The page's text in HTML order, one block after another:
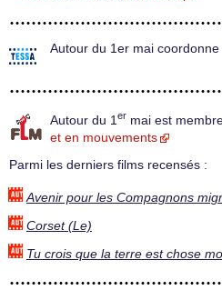
Autour du 1er mai
Autour du 1 er mai est
et en mouvements
Parmi les derniers films recensés :
Avenir pour les Compagnons
Corset (Le)
Tu crois que la terre est chose